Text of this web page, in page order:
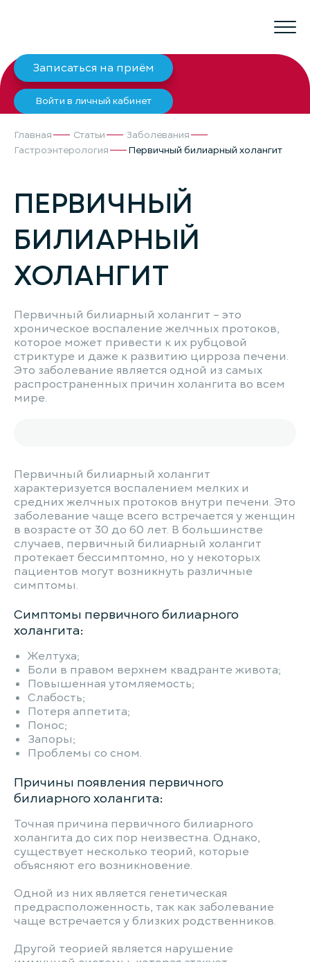
Записаться на приём
Войти в личный кабинет
Главная Статьи
Заболевания
Гастроэнтерология
Первичный билиарный холангит
ПЕРВИЧНЫЙ
БИЛИАРНЫЙ
ХОЛАНГИТ
Первичный билиарный холангит – это
хроническое воспаление желчных протоков,
которое может привести к их рубцовой
стриктуре и даже к развитию цирроза печени.
Это заболевание является одной из самых
распространенных причин холангита во всем
мире.
Первичный билиарный холангит
характеризуется воспалением мелких и
средних желчных протоков внутри печени. Это
заболевание чаще всего встречается у женщин
в возрасте от 30 до 60 лет. В большинстве
случаев, первичный билиарный холангит
протекает бессимптомно, но у некоторых
пациентов могут возникнуть различные
симптомы.
Симптомы первичного билиарного
холангита:
Желтуха;
Боли в правом верхнем квадранте живота;
Повышенная утомляемость;
Слабость;
Потеря аппетита;
Понос;
Запоры;
Проблемы со сном.
Причины появления первичного
билиарного холангита:
Точная причина первичного билиарного
холангита до сих пор неизвестна. Однако,
существует несколько теорий, которые
объясняют его возникновение.
Одной из них является генетическая
предрасположенность, так как заболевание
чаще встречается у близких родственников.
Другой теорией является нарушение